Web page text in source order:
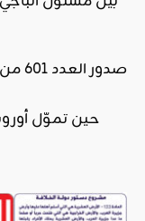
صدور العدد 601 من جريدة التحرير
حين تموّل